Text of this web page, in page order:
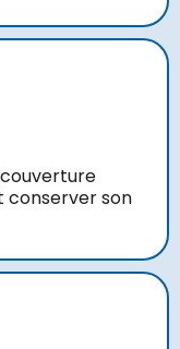
conserver son